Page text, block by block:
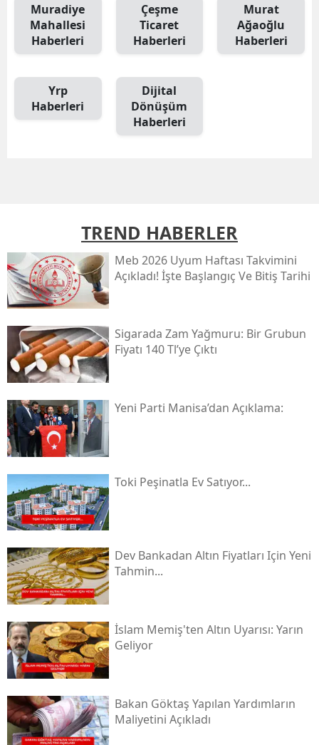
Muradiye
Mahallesi
Haberleri
Çeşme
Ticaret
Haberleri
Murat
Ağaoğlu
Haberleri
Yrp
Haberleri
Dijital
Dönüşüm
Haberleri
TREND HABERLER
Meb 2026 Uyum Haftası Takvimini
Açıkladı! İşte Başlangıç Ve Bitiş Tarihi
Sigarada Zam Yağmuru: Bir Grubun
Fiyatı 140 Tl’ye Çıktı
Yeni̇ Parti Manisa’dan Açıklama:
Toki̇ Peşinatla Ev Satıyor...
Dev Bankadan Altın Fiyatları Için Yeni
Tahmin...
İslam Memiş'ten Altın Uyarısı: Yarın
Geliyor
Bakan Göktaş Yapılan Yardımların
Maliyetini Açıkladı